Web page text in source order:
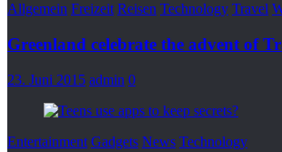
Allgemein Freizeit Reisen Technology Travel
Greenland celebrate the advent of
23. Juni 2015 admin 0
Entertainment Gadgets News Technology